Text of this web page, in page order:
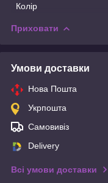
Колір
Приховати
Умови доставки
Нова Пошта
Укрпошта
Самовивіз
Delivery
Всі умови доставки